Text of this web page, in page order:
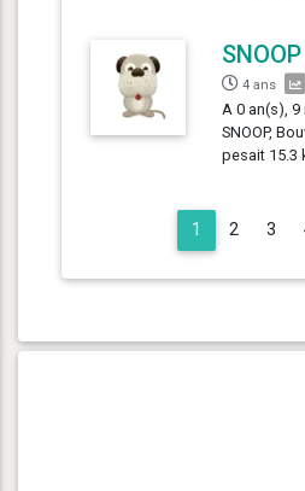
SNOOP
4 ans
A 0 an(s), 9
SNOOP,
pesait 15.3
1 2 3